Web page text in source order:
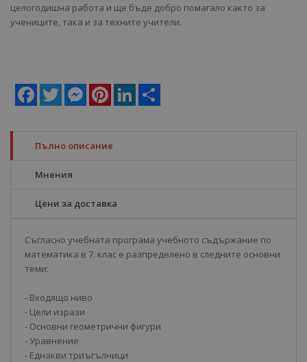
целогодишна работа и ще бъде добро помагало както за
учениците, така и за техните учители.
Facebook
Twitter MessengerPinterestLinkedIn
Пълно описание
Мнения
Цени за доставка
Съгласно учебната програма учебното съдържание по
математика в 7. клас е разпределено в следните основни
теми:
- Входящо ниво
- Цели изрази
- Основни геометрични фигури
- Уравнение
- Еднакви триъгълници